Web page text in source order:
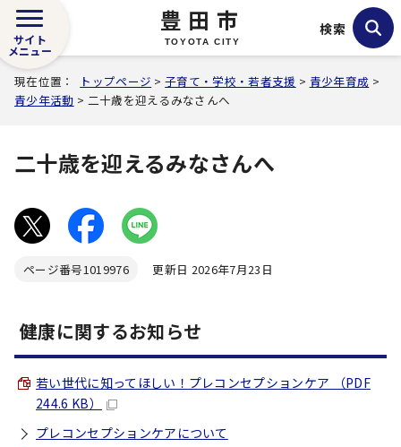
豊田市
TOYOTA CITY
サイト
メニュー
検索
現在位置： トップページ >子育て・学校・若者支援 > 青少年育成 >
青少年活動 > 二十歳を迎えるみなさんへ
二十歳を迎えるみなさんへ
ページ番号1019976 更新日 2026年7月23日
健康に関するお知らせ
若い世代に知ってほしい！プレコンセプションケア （PDF
244.6 KB）
プレコンセプションケアについて